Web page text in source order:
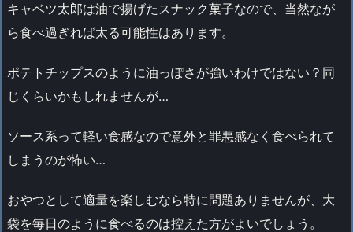
キャベツ太郎は油で揚げたスナック菓子なので、当然なが
ら食べ過ぎれば太る可能性はあります。
ポテトチップスのように油っぽさが強いわけではない？同
じくらいかもしれませんが…
ソース系って軽い食感なので意外と罪悪感なく食べられて
しまうのが怖い…
おやつとして適量を楽しむなら特に問題ありませんが、大
袋を毎日のように食べるのは控えた方がよいでしょう。